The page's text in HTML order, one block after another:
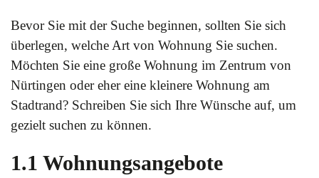
Bevor Sie mit der Suche beginnen, sollten Sie sich
überlegen, welche Art von Wohnung Sie suchen.
Möchten Sie eine große Wohnung im Zentrum von
Nürtingen oder eher eine kleinere Wohnung am
Stadtrand? Schreiben Sie sich Ihre Wünsche auf, um
gezielt suchen zu können.
1.1 Wohnungsangebote